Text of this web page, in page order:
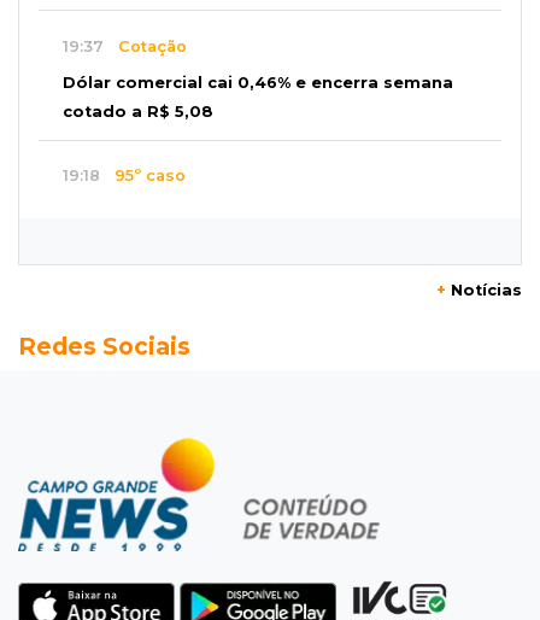
19:37 Cotação
Dólar comercial cai 0,46% e encerra semana
cotado a R$ 5,08
19:18 95º caso
Em MS, uma criança é registrada sem o nome
Decisão
Pantanal viaja para Goiás em busca de acesso
inédito à Série A2 feminina
Após chuva, despedida do "sextou" é com pôr
+ Notícias
Redes Sociais